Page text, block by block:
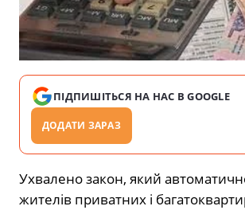
ПІДПИШІТЬСЯ НА НАС В GOOGLE
ДОДАТИ ЗАРАЗ
Ухвалено закон, який
жителів приватних і